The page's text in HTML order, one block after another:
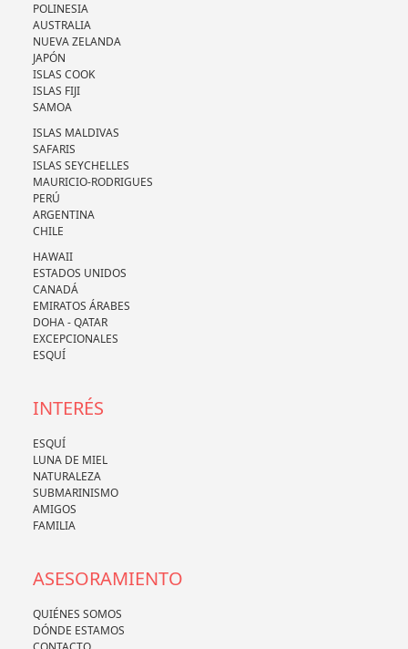
POLINESIA
AUSTRALIA
NUEVA ZELANDA
JAPÓN
ISLAS COOK
ISLAS FIJI
SAMOA
ISLAS MALDIVAS
SAFARIS
ISLAS SEYCHELLES
MAURICIO-RODRIGUES
PERÚ
ARGENTINA
CHILE
HAWAII
ESTADOS UNIDOS
CANADÁ
EMIRATOS ÁRABES
DOHA - QATAR
EXCEPCIONALES
ESQUÍ
INTERÉS
ESQUÍ
LUNA DE MIEL
NATURALEZA
SUBMARINISMO
AMIGOS
FAMILIA
ASESORAMIENTO
QUIÉNES SOMOS
DÓNDE ESTAMOS